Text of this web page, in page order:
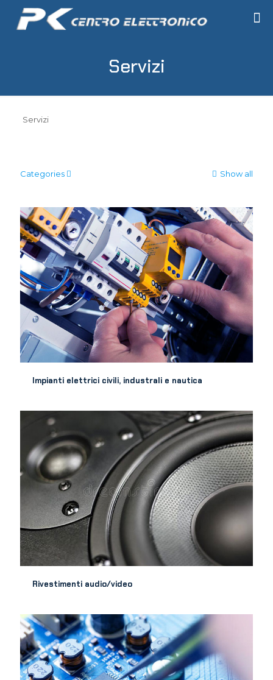
Servizi
Servizi
Categories Show all
Impianti elettrici civili, industrali e nautica
Rivestimenti audio/video